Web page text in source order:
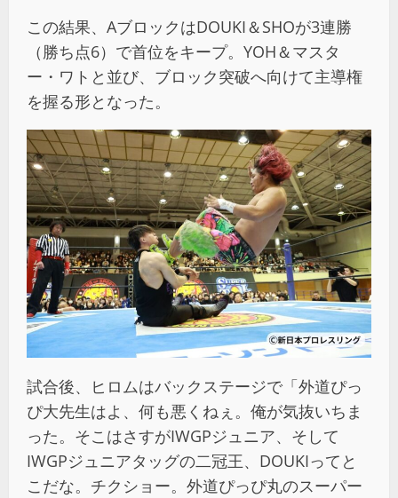
この結果、AブロックはDOUKI＆SHOが3連勝
（勝ち点6）で首位をキープ。YOH＆マスタ
ー・ワトと並び、ブロック突破へ向けて主導権
を握る形となった。
試合後、ヒロムはバックステージで「外道ぴっ
ぴ大先生はよ、何も悪くねぇ。俺が気抜いちま
った。そこはさすがIWGPジュニア、そして
IWGPジュニアタッグの二冠王、DOUKIってと
こだな。チクショー。外道ぴっぴ丸のスーパー